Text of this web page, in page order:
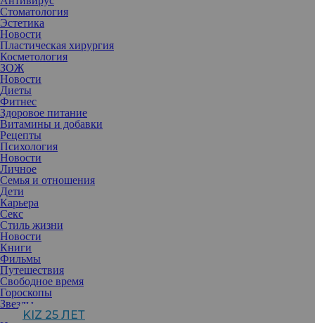
Стоматология
Эстетика
Новости
Пластическая хирургия
Косметология
ЗОЖ
Новости
Диеты
Фитнес
Здоровое питание
Витамины и добавки
Рецепты
Психология
Новости
Личное
Семья и отношения
Дети
Карьера
Секс
Стиль жизни
Новости
Книги
Фильмы
Путешествия
Свободное время
Гороскопы
Звезды
KIZ 25 ЛЕТ
Моника Беллуччи даже в свои 52 года остается признанным
секс-символом и объектом желания миллионов мужчин. Однако,
несмотря на этот громкий титул, Моника заявила, что она, как и
любая женщина, иногда испытывает проблемы в общении с
противоположным полом.
В недавнем интервью «Комсомольской правде» знаменитая
актриса рассказала, что, несмотря на свой богатый жизненный